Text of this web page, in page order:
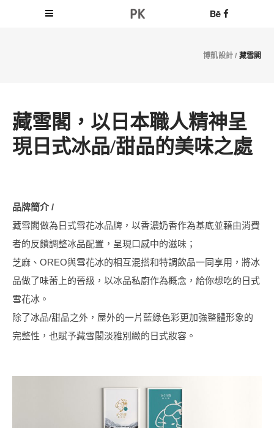
博凱設計 / 藏雪閣
藏雪閣，以日本職人精神呈
現日式冰品/甜品的美味之處
品牌簡介 /
藏雪閣做為日式雪花冰品牌，以香濃奶香作為基底並藉由消費
者的反饋調整冰品配置，呈現口感中的滋味；
芝麻、OREO與雪花冰的相互混搭和特調飲品一同享用，將冰
品做了味蕾上的晉級，以冰品私廚作為概念，給你想吃的日式
雪花冰。
除了冰品/甜品之外，屋外的一片藍綠色彩更加強整體形象的
完整性，也賦予藏雪閣淡雅別緻的日式妝容。